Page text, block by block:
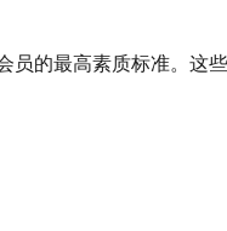
员的最高素质标准。这